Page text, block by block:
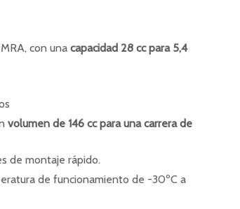
con una capacidad 28 cc para 5,4
volumen de 146 cc para una carrera de
de montaje rápido.
de funcionamiento de -30ºC a